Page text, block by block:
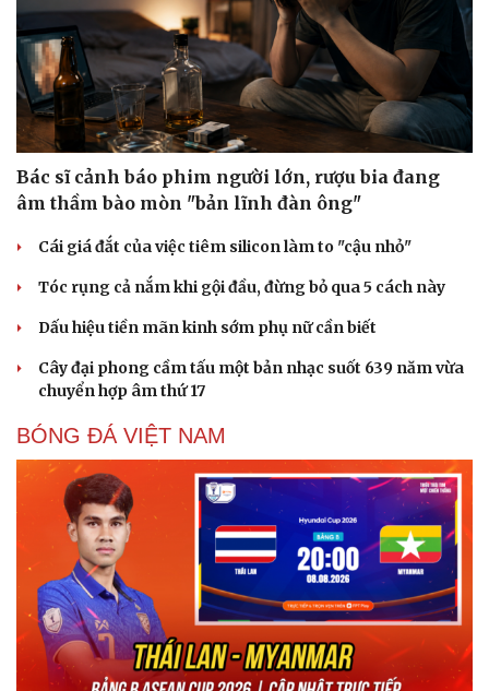
Bác sĩ cảnh báo phim người lớn, rượu bia đang
âm thầm bào mòn "bản lĩnh đàn ông"
Cái giá đắt của việc tiêm silicon làm to "cậu nhỏ"
Tóc rụng cả nắm khi gội đầu, đừng bỏ qua 5 cách này
Dấu hiệu tiền mãn kinh sớm phụ nữ cần biết
Cây đại phong cầm tấu một bản nhạc suốt 639 năm vừa
chuyển hợp âm thứ 17
BÓNG ĐÁ VIỆT NAM